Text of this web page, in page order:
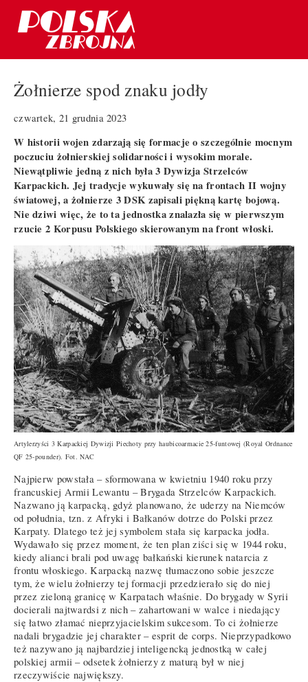
Żołnierze spod znaku jodły
czwartek, 21 grudnia 2023
W historii wojen zdarzają się formacje o szczególnie mocnym
poczuciu żołnierskiej solidarności i wysokim morale.
Niewątpliwie jedną z nich była 3 Dywizja Strzelców
Karpackich. Jej tradycje wykuwały się na frontach II wojny
światowej, a żołnierze 3 DSK zapisali piękną kartę bojową.
Nie dziwi więc, że to ta jednostka znalazła się w pierwszym
rzucie 2 Korpusu Polskiego skierowanym na front włoski.
Artylerzyści 3 Karpackiej Dywizji Piechoty przy haubicoarmacie 25-funtowej (Royal Ordnance
QF 25-pounder). Fot. NAC
Najpierw powstała – sformowana w kwietniu 1940 roku przy
francuskiej Armii Lewantu – Brygada Strzelców Karpackich.
Nazwano ją karpacką, gdyż planowano, że uderzy na Niemców
od południa, tzn. z Afryki i Bałkanów dotrze do Polski przez
Karpaty. Dlatego też jej symbolem stała się karpacka jodła.
Wydawało się przez moment, że ten plan ziści się w 1944 roku,
kiedy alianci brali pod uwagę bałkański kierunek natarcia z
frontu włoskiego. Karpacką nazwę tłumaczono sobie jeszcze
tym, że wielu żołnierzy tej formacji przedzierało się do niej
przez zieloną granicę w Karpatach właśnie. Do brygady w Syrii
docierali najtwardsi z nich – zahartowani w walce i niedający
się łatwo złamać nieprzyjacielskim sukcesom. To ci żołnierze
nadali brygadzie jej charakter – esprit de corps. Nieprzypadkowo
też nazywano ją najbardziej inteligencką jednostką w całej
polskiej armii – odsetek żołnierzy z maturą był w niej
rzeczywiście największy.